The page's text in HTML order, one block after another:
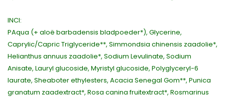
INCI:
PAqua (+ aloë barbadensis bladpoeder*), Glycerine,
Caprylic/Capric Triglyceride**, Simmondsia chinensis zaadolie*,
Helianthus annuus zaadolie*, Sodium Levulinate, Sodium
Anisate, Lauryl glucoside, Myristyl glucoside, Polyglyceryl-6
laurate, Sheaboter ethylesters, Acacia Senegal Gom**, Punica
granatum zaadextract*, Rosa canina fruitextract*, Rosmarinus